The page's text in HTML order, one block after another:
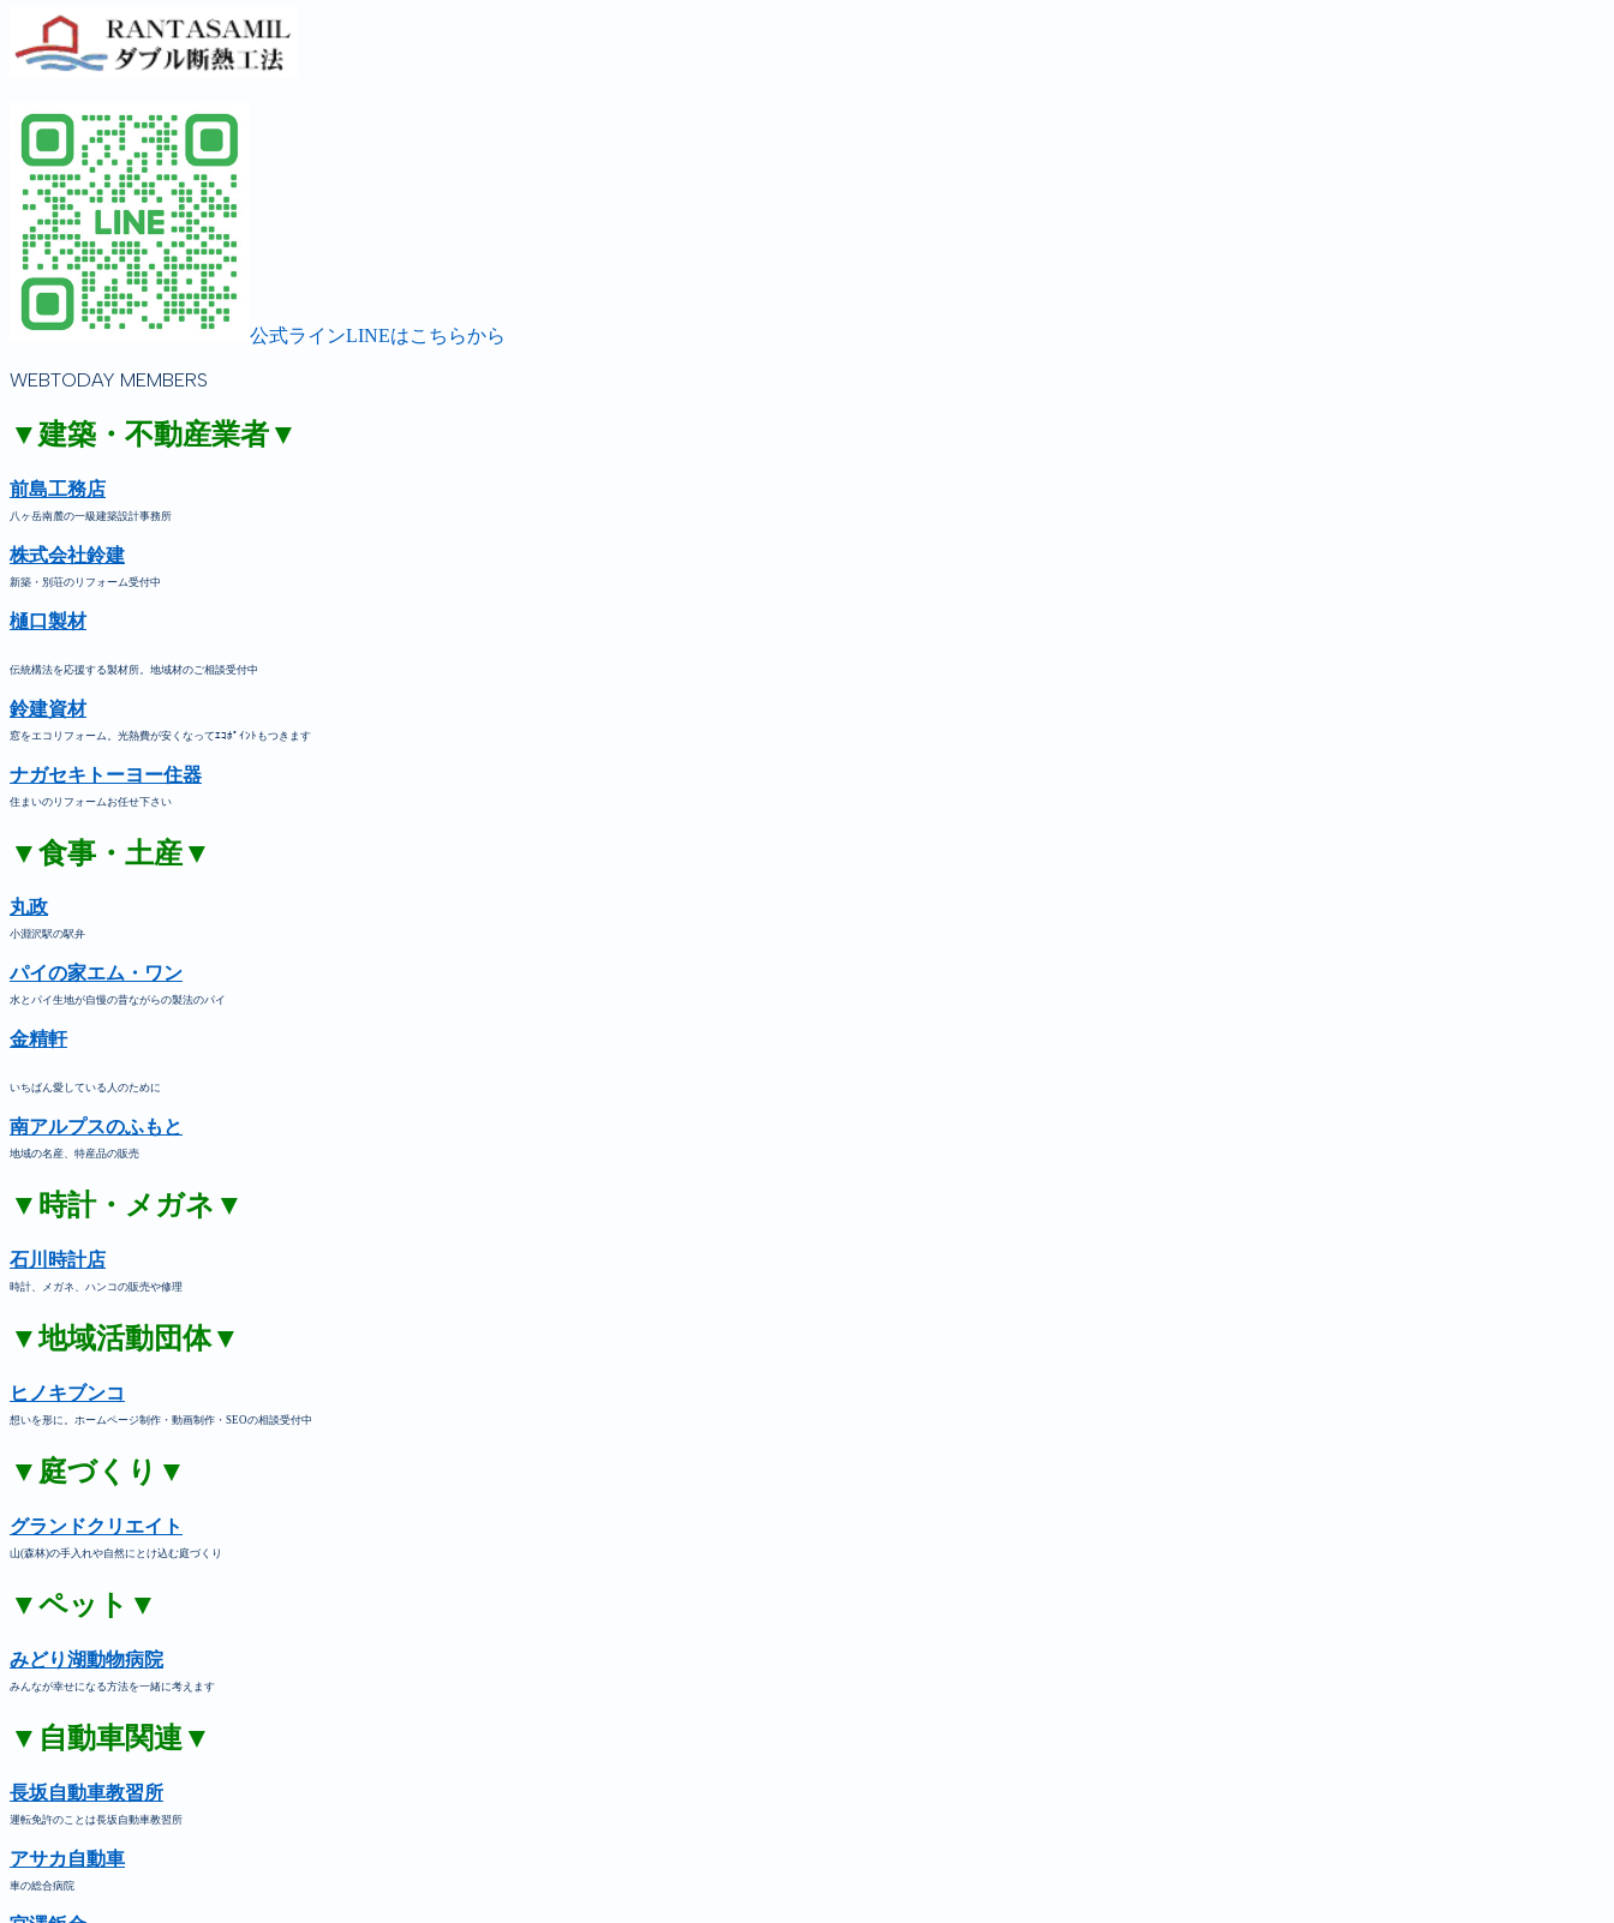
公式ラインLINEはこちらから
WEBTODAY MEMBERS
▼建築・不動産業者▼
前島工務店
八ヶ岳南麓の一級建築設計事務所
株式会社鈴建
新築・別荘のリフォーム受付中
樋口製材
伝統構法を応援する製材所。地域材のご相談受付中
鈴建資材
窓をエコリフォーム。光熱費が安くなってｴｺﾎﾟｲﾝﾄもつきます
ナガセキトーヨー住器
住まいのリフォームお任せ下さい
▼食事・土産▼
丸政
小淵沢駅の駅弁
パイの家エム・ワン
水とパイ生地が自慢の昔ながらの製法のパイ
金精軒
いちばん愛している人のために
南アルプスのふもと
地域の名産、特産品の販売
▼時計・メガネ▼
石川時計店
時計、メガネ、ハンコの販売や修理
▼地域活動団体▼
ヒノキブンコ
想いを形に。ホームページ制作・動画制作・SEOの相談受付中
▼庭づくり▼
グランドクリエイト
山(森林)の手入れや自然にとけ込む庭づくり
▼ペット▼
みどり湖動物病院
みんなが幸せになる方法を一緒に考えます
▼自動車関連▼
長坂自動車教習所
運転免許のことは長坂自動車教習所
アサカ自動車
車の総合病院